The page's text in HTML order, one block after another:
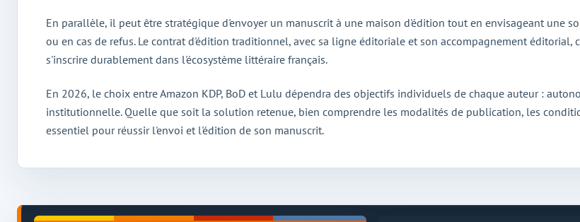
En parallèle, il peut être stratégique d'envoyer un manuscrit à une maison d'édition tout en envisageant une
ou en cas de refus. Le contrat d'édition traditionnel, avec sa ligne éditoriale et son accompagnement
s'inscrire durablement dans l'écosystème littéraire français.
En 2026, le choix entre Amazon KDP, BoD et Lulu dépendra des objectifs individuels de chaque auteur :
institutionnelle. Quelle que soit la solution retenue, bien comprendre les modalités de publication, les
essentiel pour réussir l'envoi et l'édition de son manuscrit.